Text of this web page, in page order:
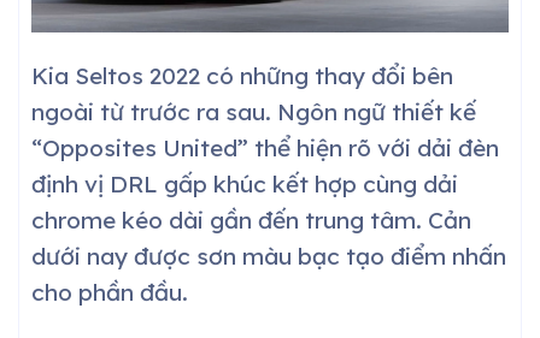
Kia Seltos 2022 có những thay đổi bên
ngoài từ trước ra sau. Ngôn ngữ thiết kế
“Opposites United” thể hiện rõ với dải đèn
định vị DRL gấp khúc kết hợp cùng dải
chrome kéo dài gần đến trung tâm. Cản
dưới nay được sơn màu bạc tạo điểm nhấn
cho phần đầu.